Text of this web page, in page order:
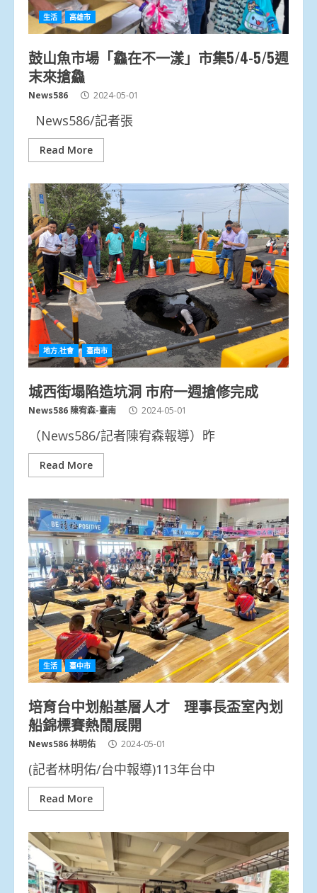
生活 高雄市
鼓山魚市場「鱻在不一漾」市集5/4-5/5週
末來搶鱻
News586 2024-05-01
News586/記者張
Read More
地方.社會 臺南市
城西街塌陷造坑洞 市府一週搶修完成
News586 陳宥森-臺南 2024-05-01
（News586/記者陳宥森報導）昨
Read More
生活 臺中市
培育台中划船基層人才 理事長盃室內划
船錦標賽熱鬧展開
News586 林明佑 2024-05-01
(記者林明佑/台中報導)113年台中
Read More